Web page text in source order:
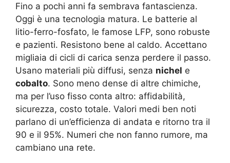
Fino a pochi anni fa sembrava fantascienza.
Oggi è una tecnologia matura. Le batterie al
litio-ferro-fosfato, le famose LFP, sono robuste
e pazienti. Resistono bene al caldo. Accettano
migliaia di cicli di carica senza perdere il passo.
Usano materiali più diffusi, senza nichel e
cobalto. Sono meno dense di altre chimiche,
ma per l’uso fisso conta altro: affidabilità,
sicurezza, costo totale. Valori medi ben noti
parlano di un’efficienza di andata e ritorno tra il
90 e il 95%. Numeri che non fanno rumore, ma
cambiano una rete.